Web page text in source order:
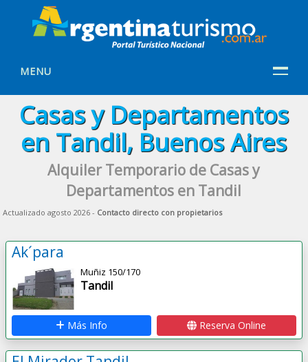
MENU
Casas y Departamentos
en Tandil, Buenos Aires
Alquiler Temporario de Casas y
Departamentos en Tandil
Actualizado agosto 2026 - Contacto directo con propietarios
Ak´para
Muñiz 150/170
Tandil
Más Info Reserva Online